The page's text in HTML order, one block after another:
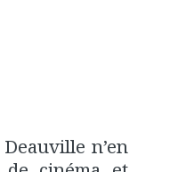
n’en